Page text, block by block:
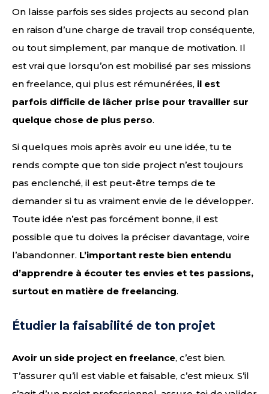
On laisse parfois ses sides projects au second plan
en raison d’une charge de travail trop conséquente,
ou tout simplement, par manque de motivation. Il
est vrai que lorsqu’on est mobilisé par ses missions
en freelance, qui plus est rémunérées, il est
parfois difficile de lâcher prise pour travailler sur
quelque chose de plus perso.
Si quelques mois après avoir eu une idée, tu te
rends compte que ton side project n’est toujours
pas enclenché, il est peut-être temps de te
demander si tu as vraiment envie de le développer.
Toute idée n’est pas forcément bonne, il est
possible que tu doives la préciser davantage, voire
l’abandonner. L’important reste bien entendu
d’apprendre à écouter tes envies et tes passions,
surtout en matière de freelancing.
Étudier la faisabilité de ton projet
Avoir un side project en freelance, c’est bien.
T’assurer qu’il est viable et faisable, c’est mieux. S’il